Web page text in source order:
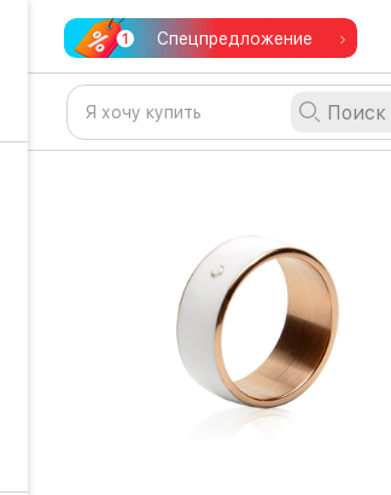
Спецпредложение
Поиск